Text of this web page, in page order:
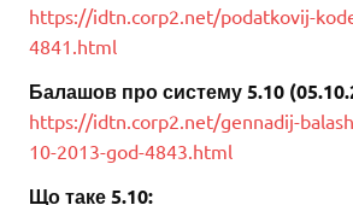
https://idtn.corp2.net/podatkovij-
4841.html
Балашов про систему 5.10
https://idtn.corp2.net/gennadij-
10-2013-god-4843.html
Що таке 5.10: